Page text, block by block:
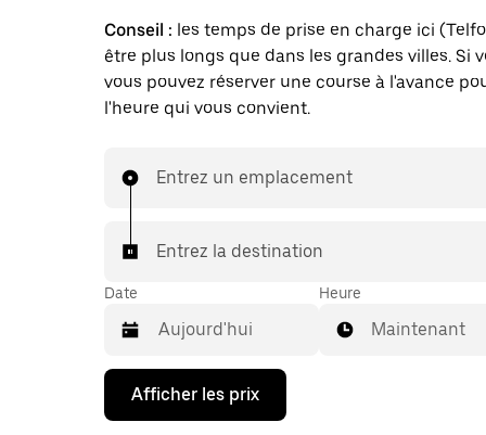
Conseil : les temps de prise en charge ici
être plus longs que dans les grandes villes. Si
vous pouvez réserver une course à l'avance
l'heure qui vous convient.
Entrez un emplacement
Entrez la destination
Date
Appuyez
la
Heure
Maintenant
Afficher les prix